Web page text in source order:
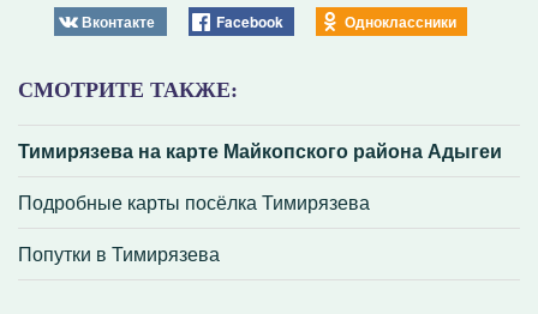
СМОТРИТЕ ТАКЖЕ:
Тимирязева на карте Майкопского района Адыгеи
Подробные карты посёлка Тимирязева
Попутки в Тимирязева
Вконтакте Facebook Одноклассники